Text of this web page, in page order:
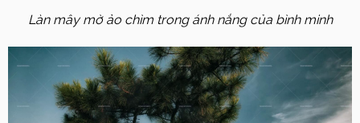
Làn mây mờ ảo chìm trong ánh nắng của bình minh